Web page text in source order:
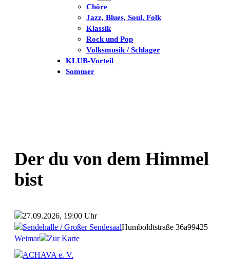
Chöre
Jazz, Blues, Soul, Folk
Klassik
Rock und Pop
Volksmusik / Schlager
KLUB-Vorteil
Sommer
Der du von dem Himmel
bist
27.09.2026, 19:00 Uhr
Sendehalle / Großer SendesaalHumboldtstraße 36a99425
Weimar
Zur Karte
ACHAVA e. V.